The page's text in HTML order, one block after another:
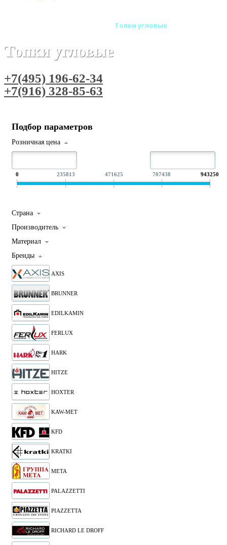
Топки угловые
Топки угловые
+7(495) 196-62-34
+7(916) 328-85-63
Подбор параметров
Розничная цена
0 235813 471625 707438 943250
Страна
Производитель
Материал
Бренды
AXIS
BRUNNER
EDILKAMIN
FERLUX
HARK
HITZE
HOXTER
KAW-MET
KFD
KRATKI
META
PALAZZETTI
PIAZZETTA
RICHARD LE DROFF